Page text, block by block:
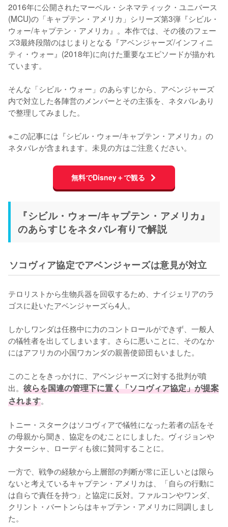
2016年に公開されたマーベル・シネマティック・ユニバース
(MCU)の「キャプテン・アメリカ」シリーズ第3弾『シビル・
ウォー/キャプテン・アメリカ』。本作では、その後のフェー
ズ3最終段階のはじまりとなる『アベンジャーズ/インフィニ
ティ・ウォー』(2018年)に向けた重要なエピソードが描かれ
ています。
そんな「シビル・ウォー」のあらすじから、アベンジャーズ
内で対立した各陣営のメンバーとその主張を、ネタバレあり
で整理してみました。
※この記事には『シビル・ウォー/キャプテン・アメリカ』の
ネタバレが含まれます。未見の方はご注意ください。
無料でDisney＋で観る
『シビル・ウォー/キャプテン・アメリカ』
のあらすじをネタバレ有りで解説
ソコヴィア協定でアベンジャーズは意見が対立
テロリストから生物兵器を回収するため、ナイジェリアのラ
ゴスに赴いたアベンジャーズら4人。
しかしワンダは任務中に力のコントロールができず、一般人
の犠牲者を出してしまいます。さらに悪いことに、そのなか
にはアフリカの小国ワカンダの親善使節団もいました。
このことをきっかけに、アベンジャーズに対する批判が噴
出。 彼らを国連の管理下に置く「ソコヴィア協定」が提案
されます。
トニー・スタークはソコヴィアで犠牲になった若者の話をそ
の母親から聞き、協定をのむことにしました。ヴィジョンや
ナターシャ、ローディも彼に賛同することに。
一方で、戦争の経験から上層部の判断が常に正しいとは限ら
ないと考えているキャプテン・アメリカは、「自らの行動に
は自らで責任を持つ」と協定に反対。ファルコンやワンダ、
クリント・バートンらはキャプテン・アメリカに同調しまし
た。